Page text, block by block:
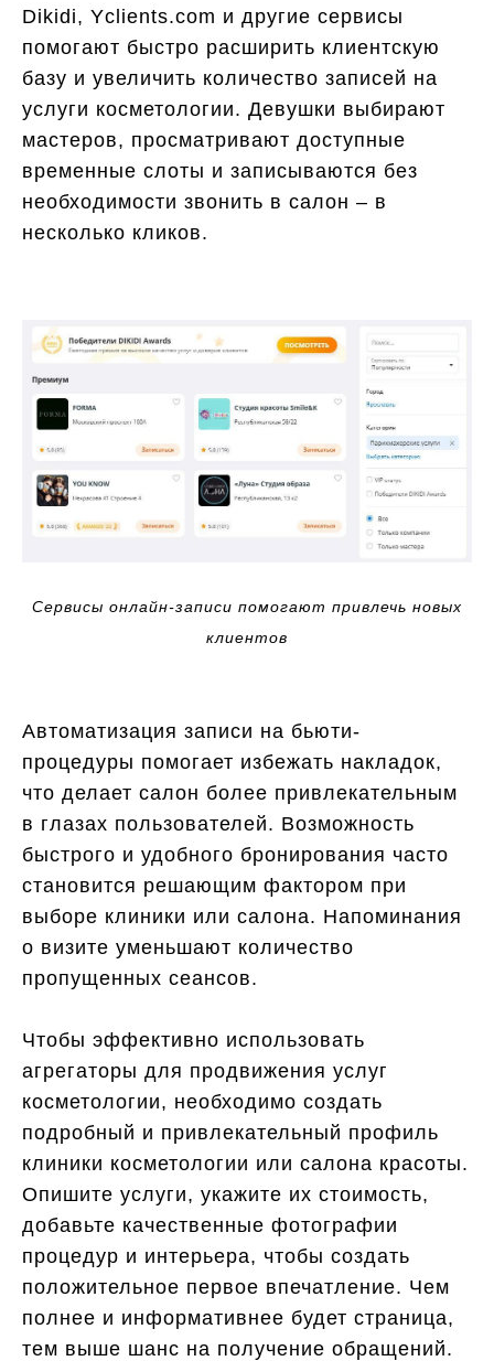
Dikidi, Yclients.com и другие сервисы
помогают быстро расширить клиентскую
базу и увеличить количество записей на
услуги косметологии. Девушки выбирают
мастеров, просматривают доступные
временные слоты и записываются без
необходимости звонить в салон – в
несколько кликов.
Сервисы онлайн-записи помогают привлечь новых
клиентов
Автоматизация записи на бьюти-
процедуры помогает избежать накладок,
что делает салон более привлекательным
в глазах пользователей. Возможность
быстрого и удобного бронирования часто
становится решающим фактором при
выборе клиники или салона. Напоминания
о визите уменьшают количество
пропущенных сеансов.
Чтобы эффективно использовать
агрегаторы для продвижения услуг
косметологии, необходимо создать
подробный и привлекательный профиль
клиники косметологии или салона красоты.
Опишите услуги, укажите их стоимость,
добавьте качественные фотографии
процедур и интерьера, чтобы создать
положительное первое впечатление. Чем
полнее и информативнее будет страница,
тем выше шанс на получение обращений.